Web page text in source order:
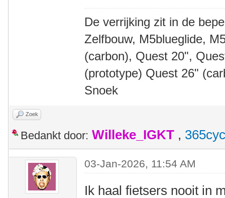
De verrijking zit in de
Zelfbouw, M5blueglide,
(carbon), Quest 20",
(prototype) Quest 26"
Snoek
Zoek
Bedankt door: Willeke_IGKT ,
03-Jan-2026, 11:54 AM
Ik haal fietsers nooit in